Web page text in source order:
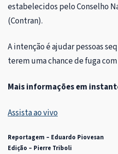
estabelecidos pelo Conselho
(Contran).
A intenção é ajudar pessoas
terem uma chance de fuga
Mais informações em
Assista ao vivo
Reportagem – Eduardo Piovesan
Edição – Pierre Triboli